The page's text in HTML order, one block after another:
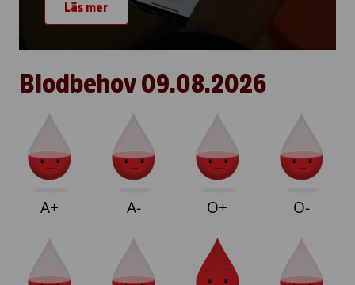
Läs mer
Blodbehov 09.08.2026
A+ A- O+ O-